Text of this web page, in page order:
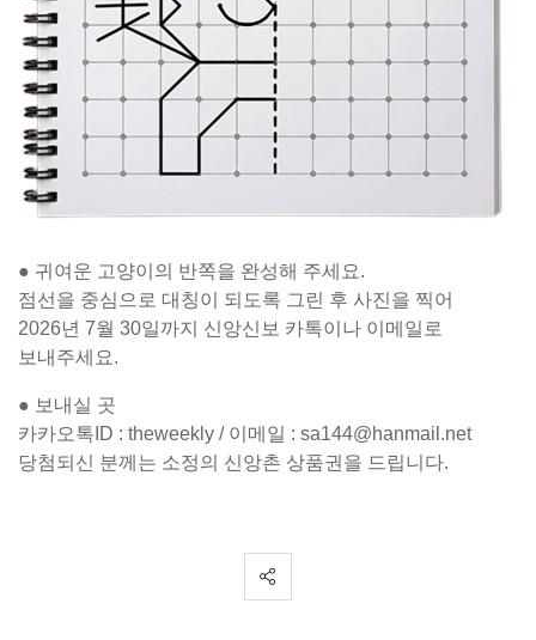
● 귀여운 고양이의 반쪽을 완성해 주세요.
점선을 중심으로 대칭이 되도록 그린 후 사진을 찍어
2026년 7월 30일까지 신앙신보 카톡이나 이메일로
보내주세요.
● 보내실 곳
카카오톡ID : theweekly / 이메일 : sa144@hanmail.net
당첨되신 분께는 소정의 신앙촌 상품권을 드립니다.